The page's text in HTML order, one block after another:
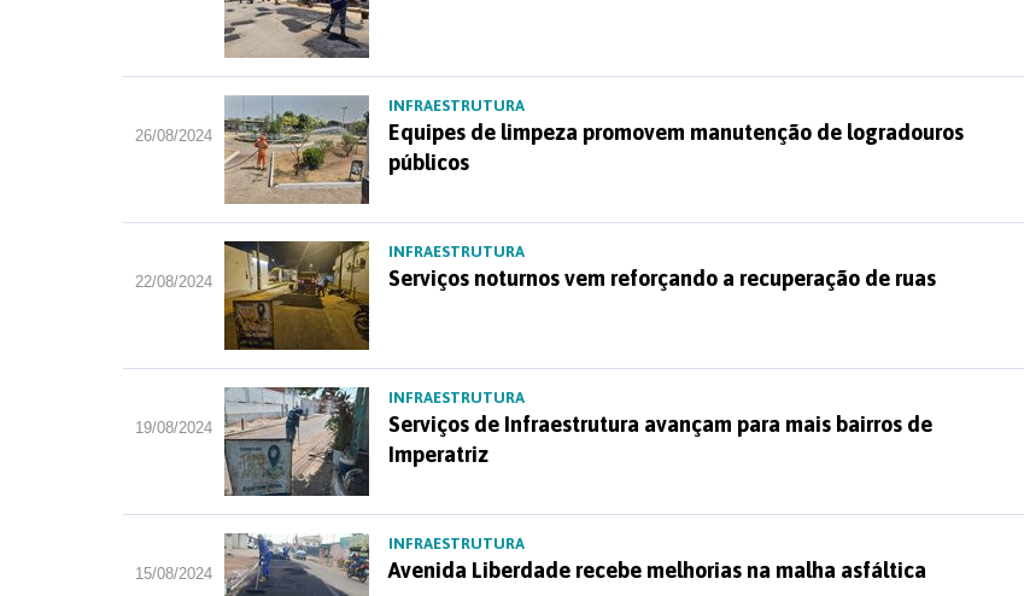
26/08/2024
INFRAESTRUTURA
Equipes de limpeza promovem manutenção de logradouros
públicos
22/08/2024
INFRAESTRUTURA
Serviços noturnos vem reforçando a recuperação de ruas
19/08/2024
INFRAESTRUTURA
Serviços de Infraestrutura avançam para mais bairros de
Imperatriz
15/08/2024
INFRAESTRUTURA
Avenida Liberdade recebe melhorias na malha asfáltica